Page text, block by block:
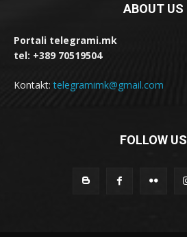
ABOUT US
Portali telegrami.mk
tel: +389 70519504
Kontakt:telegramimk@gmail.com
FOLLOW US